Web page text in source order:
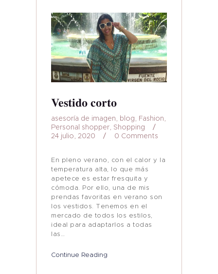
Vestido corto
asesoría de imagen, blog, Fashion,
Personal shopper, Shopping
24 julio, 2020
0 Comments
En pleno verano, con el calor y la
temperatura alta, lo que más
apetece es estar fresquita y
cómoda. Por ello, una de mis
prendas favoritas en verano son
los vestidos. Tenemos en el
mercado de todos los estilos,
ideal para adaptarlos a todas
las…
Continue Reading